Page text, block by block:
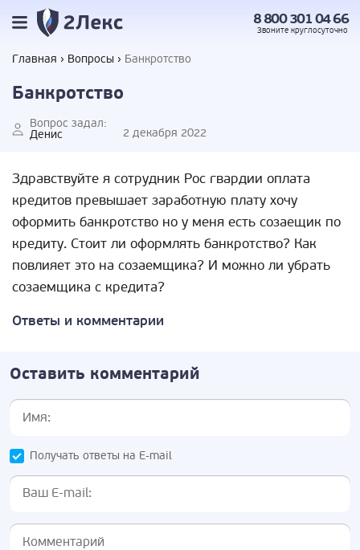
8 800 301 04 66
Звоните круглосуточно
Главная Вопросы Банкротство
Банкротство
Вопрос задал:
Денис
2 декабря 2022
Здравствуйте я сотрудник Рос гвардии оплата
кредитов превышает заработную плату хочу
оформить банкротство но у меня есть созаещик по
кредиту. Стоит ли оформлять банкротство? Как
повлияет это на созаемщика? И можно ли убрать
созаемщика с кредита?
Ответы и комментарии
Оставить комментарий
Получать ответы на E-mail